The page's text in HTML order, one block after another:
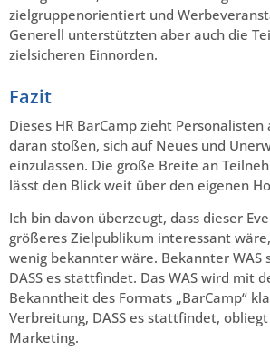
zielgruppenorientiert und
Generell unterstützten aber auch die
zielsicheren Einnorden.
Fazit
Dieses HR BarCamp zieht
daran stoßen, sich auf Neues und
einzulassen. Die große Breite an
lässt den Blick weit über den eigenen
Ich bin davon überzeugt, dass dieser
größeres Zielpublikum interessant
wenig bekannter wäre. Bekannter
DASS es stattfindet. Das WAS wird mit
Bekanntheit des Formats „BarCamp“
Verbreitung, DASS es stattfindet,
Marketing.